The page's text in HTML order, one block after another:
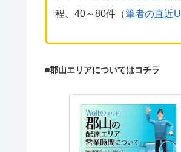
程、40～80件（筆者の直近
■郡山エリアについてはコチラ